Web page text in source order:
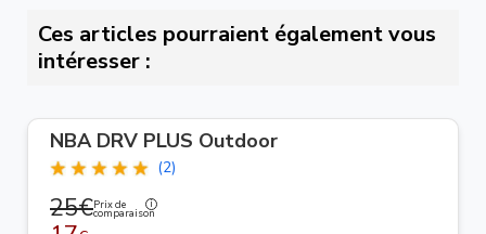
Ces articles pourraient également vous
intéresser :
NBA DRV PLUS Outdoor
(2)
25€Prix de
comparaison